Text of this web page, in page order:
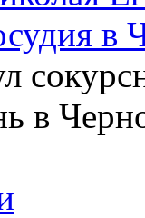
в
в